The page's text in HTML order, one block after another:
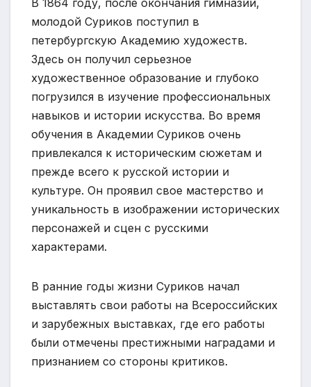
молодой Суриков поступил в
петербургскую Академию художеств.
Здесь он получил серьезное
художественное образование и глубоко
погрузился в изучение профессиональных
навыков и истории искусства. Во время
обучения в Академии Суриков очень
привлекался к историческим сюжетам и
прежде всего к русской истории и
культуре. Он проявил свое мастерство и
уникальность в изображении исторических
персонажей и сцен с русскими
характерами.
В ранние годы жизни Суриков начал
выставлять свои работы на Всероссийских
и зарубежных выставках, где его работы
были отмечены престижными наградами и
признанием со стороны критиков.